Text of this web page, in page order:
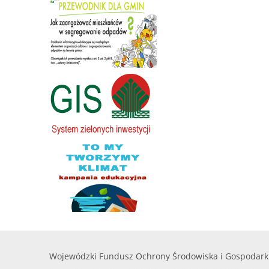
Wojewódzki Fundusz Ochrony Środowiska i